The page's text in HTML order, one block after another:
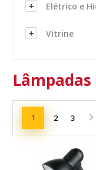
Elétrico e
Vitrine
1 2 3